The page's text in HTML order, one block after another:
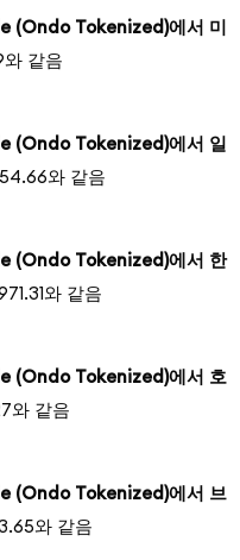
(Ondo Tokenized)에서 미
와 같음
(Ondo Tokenized)에서 일
와 같음
(Ondo Tokenized)에서 한
와 같음
(Ondo Tokenized)에서 호
와 같음
(Ondo Tokenized)에서 브
와 같음